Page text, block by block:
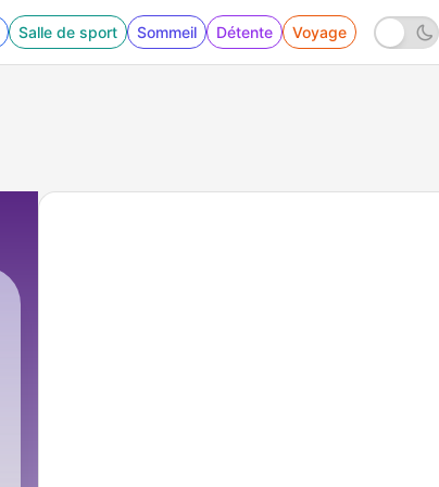
Salle de sport Sommeil Détente Voyage